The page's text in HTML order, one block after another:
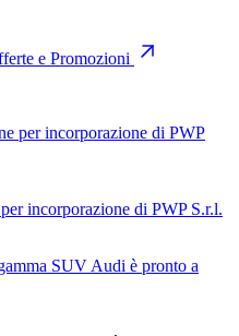
e Promozioni
incorporazione di PWP S.r.l.